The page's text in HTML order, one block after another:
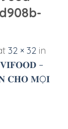
32 × 32 in
–
𝐂𝐇𝐎 𝐌Ọ𝐈